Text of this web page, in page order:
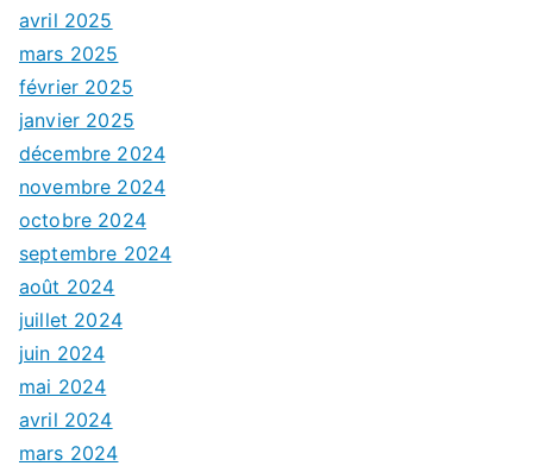
avril 2025
mars 2025
février 2025
janvier 2025
décembre 2024
novembre 2024
octobre 2024
septembre 2024
août 2024
juillet 2024
juin 2024
mai 2024
avril 2024
mars 2024